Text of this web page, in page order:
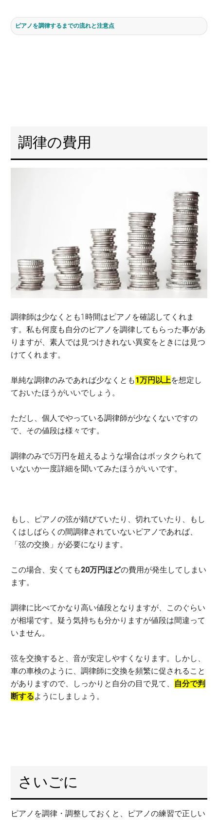
ピアノを調律するまでの流れと注意点
調律の費用
調律師は少なくとも1時間はピアノを確認してくれま
す。私も何度も自分のピアノを調律してもらった事があ
りますが、素人では見つけきれない異変をときには見つ
けてくれます。
単純な調律のみであれば少なくとも1万円以上を想定し
ておいたほうがいいでしょう。
ただし、個人でやっている調律師が少なくないですの
で、その値段は様々です。
調律のみで5万円を超えるような場合はボッタクられて
いないか一度詳細を聞いてみたほうがいいです。
もし、ピアノの弦が錆びていたり、切れていたり、もし
くはしばらくの間調律されていないピアノであれば、
「弦の交換」が必要になります。
この場合、安くても20万円ほどの費用が発生してしまい
ます。
調律に比べてかなり高い値段となりますが、このぐらい
が相場です。疑う気持ちも分かりますが値段は間違って
いません。
弦を交換すると、音が安定しやすくなります。しかし、
車の車検のように、調律師に交換を頻繁に促されること
がありますので、しっかりと自分の目で見て、 自分で判
断するようにしましょう。
さいごに
ピアノを調律・調整しておくと、ピアノの練習で正しい